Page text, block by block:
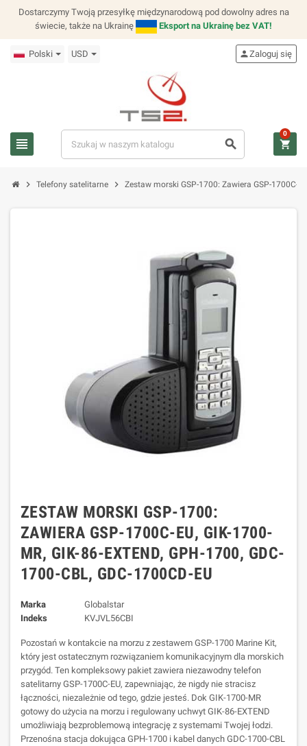
Dostarczymy Twoją przesyłkę międzynarodową pod dowolny adres na
świecie, także na Ukrainę
Eksport na Ukrainę bez VAT!
Polski USD
view_headline search
personZaloguj się
shopping_cart
0
chevron_right Telefony satelitarne chevron_right Zestaw morski GSP-1700: Zawiera GSP-1700C-
ZESTAW MORSKI GSP-1700:
ZAWIERA GSP-1700C-EU, GIK-1700-
MR, GIK-86-EXTEND, GPH-1700, GDC-
1700-CBL, GDC-1700CD-EU
Marka
Globalstar
Indeks
KVJVL56CBI
Pozostań w kontakcie na morzu z zestawem GSP-1700 Marine Kit,
który jest ostatecznym rozwiązaniem komunikacyjnym dla morskich
przygód. Ten kompleksowy pakiet zawiera niezawodny telefon
satelitarny GSP-1700C-EU, zapewniając, że nigdy nie stracisz
łączności, niezależnie od tego, gdzie jesteś. Dok GIK-1700-MR
gotowy do użycia na morzu i regulowany uchwyt GIK-86-EXTEND
umożliwiają bezproblemową integrację z systemami Twojej łodzi.
Przenośna stacja dokująca GPH-1700 i kabel danych GDC-1700-CBL